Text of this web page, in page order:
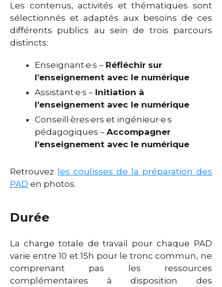
Les contenus, activités et thématiques sont
sélectionnés et adaptés aux besoins de ces
différents publics au sein de trois parcours
distincts:
Enseignant·e·s – Réfléchir sur
l’enseignement avec le numérique
Assistant·e·s – Initiation à
l’enseignement avec le numérique
Conseill·ères·ers et ingénieur·e·s
pédagogiques – Accompagner
l’enseignement avec le numérique
Retrouvez les coulisses de la préparation des
PAD en photos.
Durée
La charge totale de travail pour chaque PAD
varie entre 10 et 15h pour le tronc commun, ne
comprenant pas les ressources
complémentaires à disposition des